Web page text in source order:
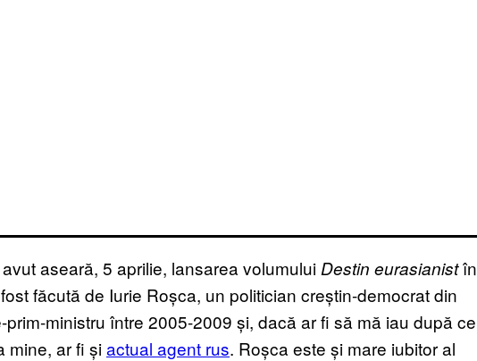
aseară, 5 aprilie, lansarea volumului Destin eurasianistîn
făcută de Iurie Roșca, un politician creștin-democrat din
ministru între 2005-2009 și, dacă ar fi să mă iau după ce
mine, ar fi șiactual agent rus. Roșca este și mare iubitor al